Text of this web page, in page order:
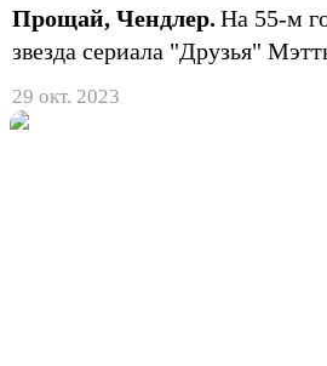
Прощай, Чендлер. На 55-м
звезда сериала "Друзья"
29 окт. 2023